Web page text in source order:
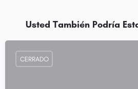
Usted También Podría
CERRADO